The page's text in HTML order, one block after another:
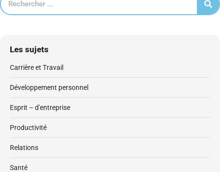
Les sujets
Carrière et Travail
Développement personnel
Esprit – d'entreprise
Productivité
Relations
Santé